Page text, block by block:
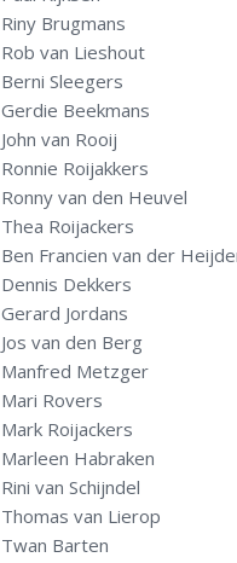
Riny Brugmans
Rob van Lieshout
Berni Sleegers
Gerdie Beekmans
John van Rooij
Ronnie Roijakkers
Ronny van den Heuvel
Thea Roijackers
Ben Francien van der
Dennis Dekkers
Gerard Jordans
Jos van den Berg
Manfred Metzger
Mari Rovers
Mark Roijackers
Marleen Habraken
Rini van Schijndel
Thomas van Lierop
Twan Barten